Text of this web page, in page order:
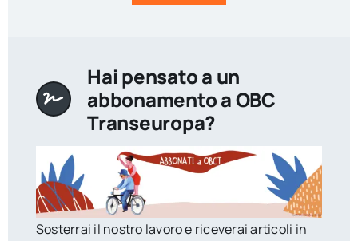
Hai pensato a un
abbonamento a OBC
Transeuropa?
Sosterrai il nostro lavoro e riceverai articoli in